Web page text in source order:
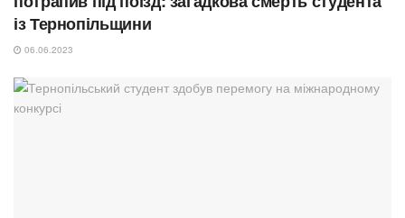
із Тернопільщини
06.06.2023